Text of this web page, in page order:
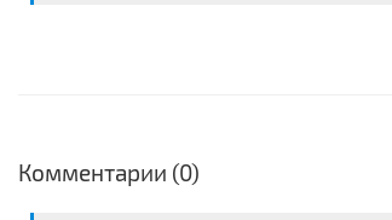
марка транспортного средства,
Комментарии (0)